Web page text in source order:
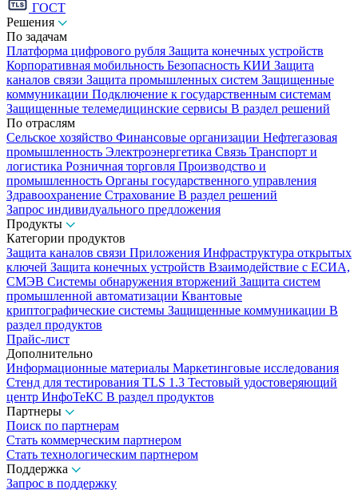
ГОСТ
Решения
По задачам
Платформа цифрового рубля Защита конечных устройств
Корпоративная мобильность Безопасность КИИ Защита
каналов связи Защита промышленных систем Защищенные
коммуникации Подключение к государственным системам
Защищенные телемедицинские сервисы В раздел решений
По отраслям
Сельское хозяйство Финансовые организации Нефтегазовая
промышленность Электроэнергетика Связь Транспорт и
логистика Розничная торговля Производство и
промышленность Органы государственного управления
Здравоохранение Страхование В раздел решений
Запрос индивидуального предложения
Продукты
Категории продуктов
Защита каналов связи Приложения Инфраструктура открытых
ключей Защита конечных устройств Взаимодействие с ЕСИА,
СМЭВ Системы обнаружения вторжений Защита систем
промышленной автоматизации Квантовые
криптографические системы Защищенные коммуникации В
раздел продуктов
Прайс-лист
Дополнительно
Информационные материалы Маркетинговые исследования
Стенд для тестирования TLS 1.3 Тестовый удостоверяющий
центр ИнфоТеКС В раздел продуктов
Партнеры
Поиск по партнерам
Стать коммерческим партнером
Стать технологическим партнером
Поддержка
Запрос в поддержку